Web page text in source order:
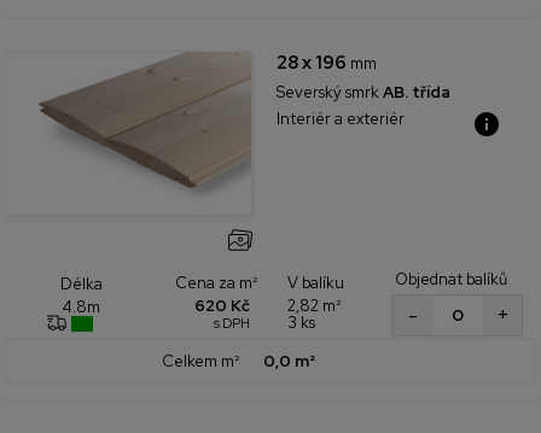
28 x 196 mm
Severský smrkAB. třída
Interiér a exteriér
Délka
4.8m
Cena za m²
620 Kč
s DPH
V balíku
2,82 m²
3 ks
Objednat balíků
+
-
Celkem m² 0,0 m²